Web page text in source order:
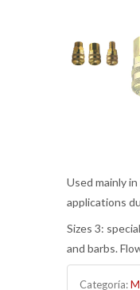
Used mainly
applications
Sizes 3:
and barbs.
Categoría: